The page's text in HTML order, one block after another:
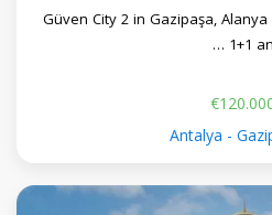
Güven City 2 in Gazipaşa,
1+1
Antalya -